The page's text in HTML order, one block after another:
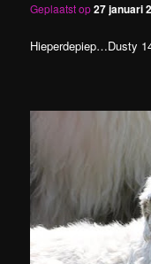
Geplaatst op27 januari
Hieperdepiep…Dusty